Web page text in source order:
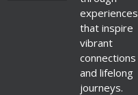
experiences
that inspire
vibrant
connections
and lifelong
journeys.